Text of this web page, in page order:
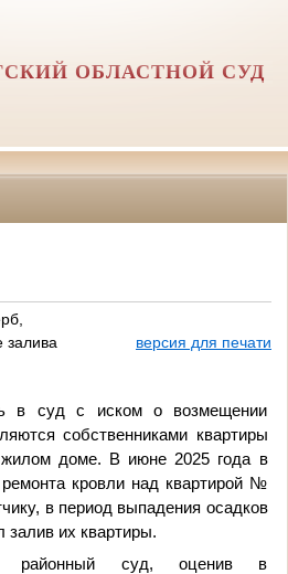
ОБЛАСТНОЙ СУД
залива
версия для печати
в суд с иском о возмещении
собственниками квартиры
доме. В июне 2025 года в
ремонта кровли над квартирой №
в период выпадения осадков
их квартиры.
районный суд, оценив в